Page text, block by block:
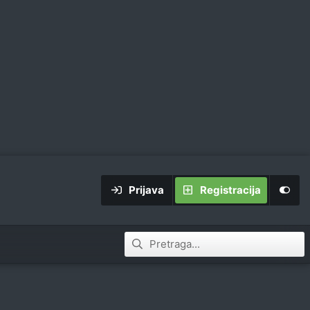
Prijava Registracija